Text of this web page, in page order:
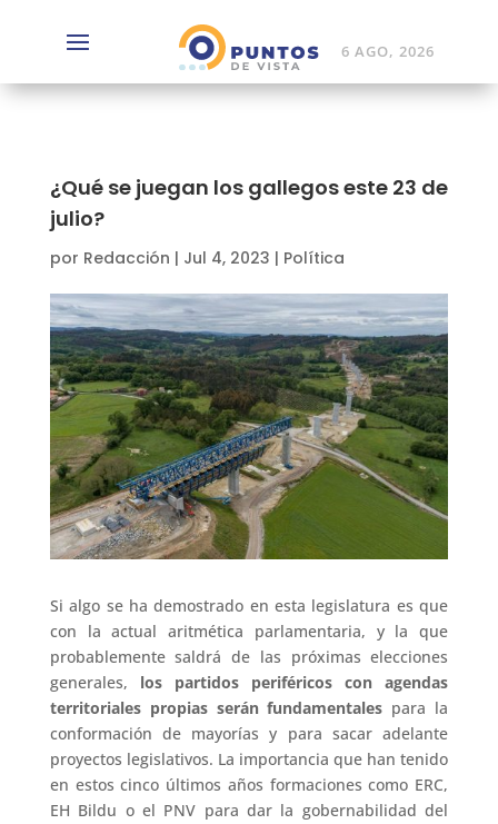
6 AGO, 2026
¿Qué se juegan los gallegos este 23 de
julio?
por Redacción | Jul 4, 2023 | Política
Si algo se ha demostrado en esta legislatura es que
con la actual aritmética parlamentaria, y la que
probablemente saldrá de las próximas elecciones
generales, los partidos periféricos con agendas
territoriales propias serán fundamentales para la
conformación de mayorías y para sacar adelante
proyectos legislativos. La importancia que han tenido
en estos cinco últimos años formaciones como ERC,
EH Bildu o el PNV para dar la gobernabilidad del